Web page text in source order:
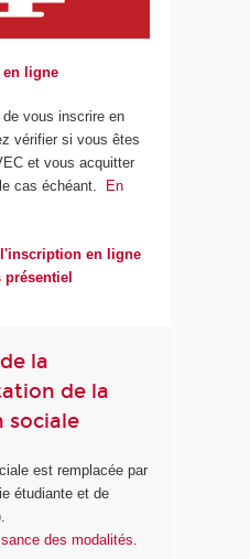
ligne
vous inscrire en
vérifier si vous êtes
et vous acquitter
cas échéant.
En
en ligne
présentiel
la
de la
sociale
est remplacée par
étudiante et de
des modalités.